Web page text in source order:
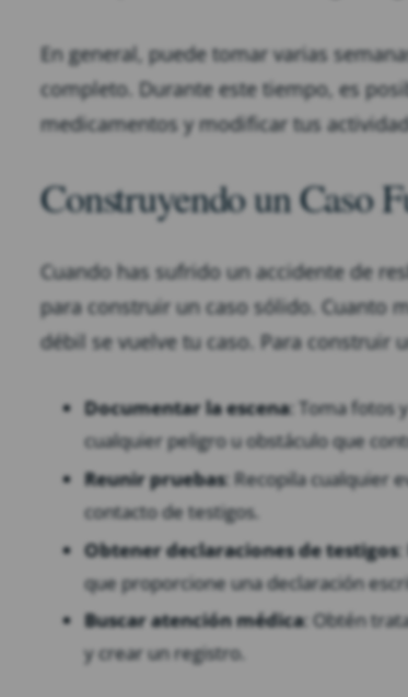
En general, puede tomar varias
completo. Durante este tiempo, es
medicamentos y modificar tus
Construyendo un Caso
Cuando has sufrido un accidente de
para construir un caso sólido. Cuanto
débil se vuelve tu caso. Para construir
Documentar la escena: Toma fotos
cualquier peligro u obstáculo que
Reunir pruebas: Recopila cualquier
contacto de testigos.
Obtener declaraciones de testigos:
que proporcione una declaración
Buscar atención médica: Obtén
y crear un registro.